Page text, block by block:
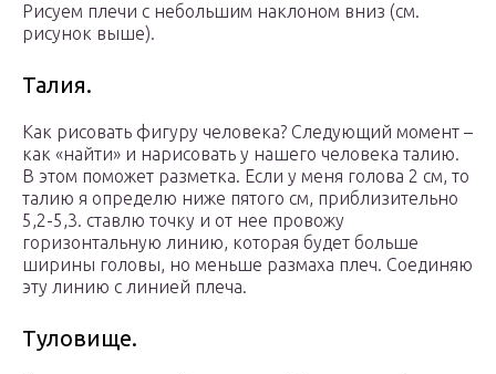
Рисуем плечи с небольшим наклоном вниз (см.
рисунок выше).
Талия.
Как рисовать фигуру человека? Следующий момент –
как «найти» и нарисовать у нашего человека талию.
В этом поможет разметка. Если у меня голова 2 см, то
талию я определю ниже пятого см, приблизительно
5,2-5,3. ставлю точку и от нее провожу
горизонтальную линию, которая будет больше
ширины головы, но меньше размаха плеч. Соединяю
эту линию с линией плеча.
Туловище.